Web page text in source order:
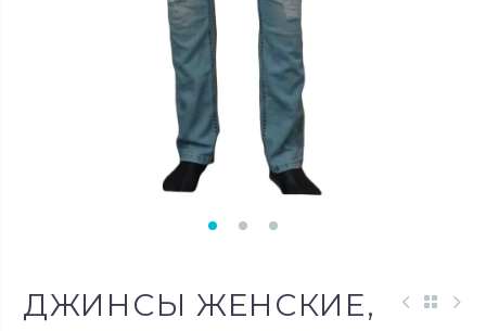
ДЖИНСЫ ЖЕНСКИЕ,